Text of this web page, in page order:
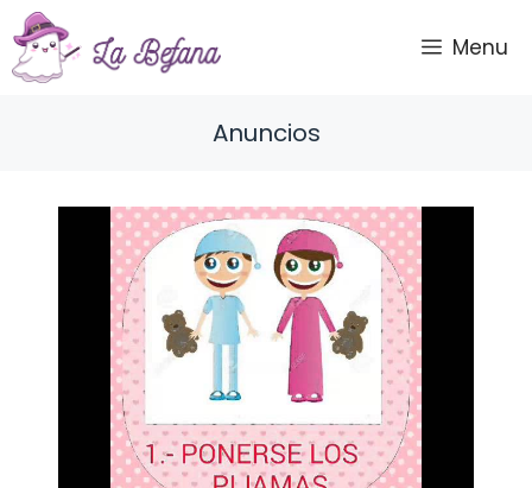
Saltar
al
contenido
Menu
Anuncios